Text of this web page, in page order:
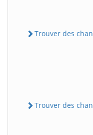
Trouver des
Trouver des